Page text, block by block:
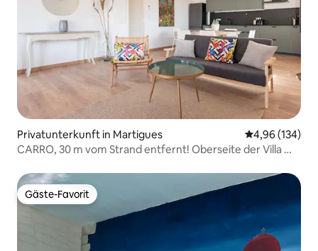
Privatunterkunft in Martigues
4,96 (134)
CARRO, 30 m vom Strand entfernt! Oberseite der Villa mit
Gäste-Favorit
Gäste-Favorit